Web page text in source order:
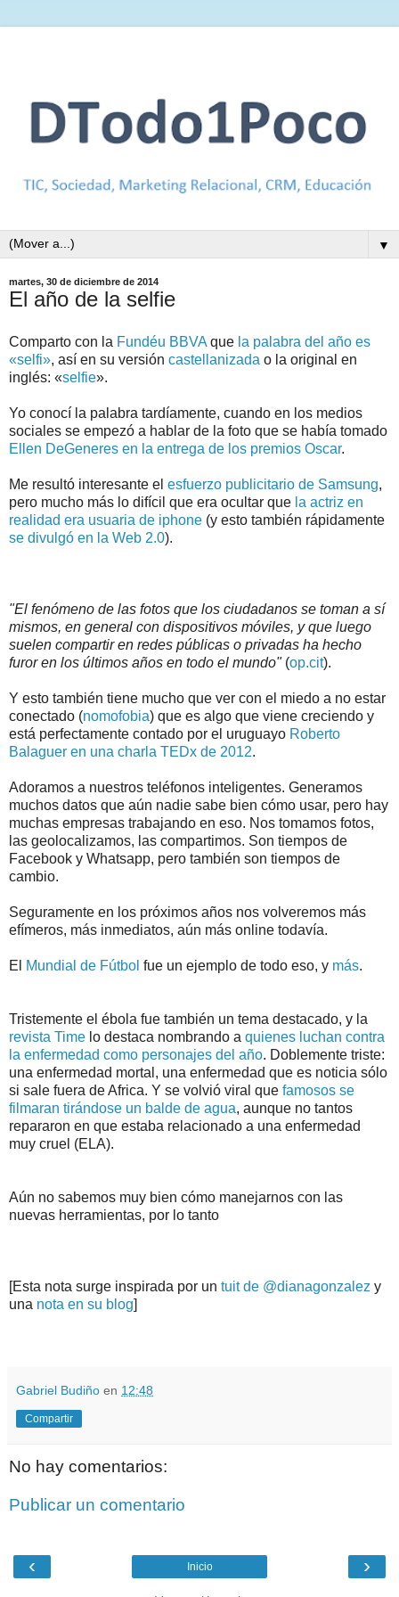
▼
martes, 30 de diciembre de 2014
El año de la selfie
Comparto con la Fundéu BBVA que la palabra del año es
«selfi», así en su versión castellanizada o la original en
inglés: «selfie».
Yo conocí la palabra tardíamente, cuando en los medios
sociales se empezó a hablar de la foto que se había tomado
Ellen DeGeneres en la entrega de los premios Oscar.
Me resultó interesante el esfuerzo publicitario de Samsung,
pero mucho más lo difícil que era ocultar que la actriz en
realidad era usuaria de iphone (y esto también rápidamente
se divulgó en la Web 2.0).
"El fenómeno de las fotos que los ciudadanos se toman a sí
mismos, en general con dispositivos móviles, y que luego
suelen compartir en redes públicas o privadas ha hecho
furor en los últimos años en todo el mundo"(op.cit).
Y esto también tiene mucho que ver con el miedo a no estar
conectado (nomofobia) que es algo que viene creciendo y
está perfectamente contado por el uruguayo Roberto
Balaguer en una charla TEDx de 2012.
Adoramos a nuestros teléfonos inteligentes. Generamos
muchos datos que aún nadie sabe bien cómo usar, pero hay
muchas empresas trabajando en eso. Nos tomamos fotos,
las geolocalizamos, las compartimos. Son tiempos de
Facebook y Whatsapp, pero también son tiempos de
cambio.
Seguramente en los próximos años nos volveremos más
efímeros, más inmediatos, aún más online todavía.
El Mundial de Fútbol fue un ejemplo de todo eso, y más.
Tristemente el ébola fue también un tema destacado, y la
revista Time lo destaca nombrando a quienes luchan contra
la enfermedad como personajes del año. Doblemente triste:
una enfermedad mortal, una enfermedad que es noticia sólo
si sale fuera de Africa. Y se volvió viral que famosos se
filmaran tirándose un balde de agua, aunque no tantos
repararon en que estaba relacionado a una enfermedad
muy cruel (ELA).
Aún no sabemos muy bien cómo manejarnos con las
nuevas herramientas, por lo tanto
[Esta nota surge inspirada por un tuit de @dianagonzalez y
una nota en su blog]
Gabriel Budiño en 12:48
Compartir
No hay comentarios:
Publicar un comentario
‹ ›
Inicio